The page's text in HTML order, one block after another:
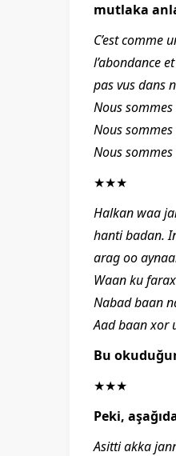
mutlaka
C’est comme
l’abondance
pas vus dans
Nous
Nous
Nous
★★★
Halkan waa
hanti badan.
arag oo
Waan ku
Nabad baan
Aad baan xor
Bu
★★★
Peki,
Asitti akka